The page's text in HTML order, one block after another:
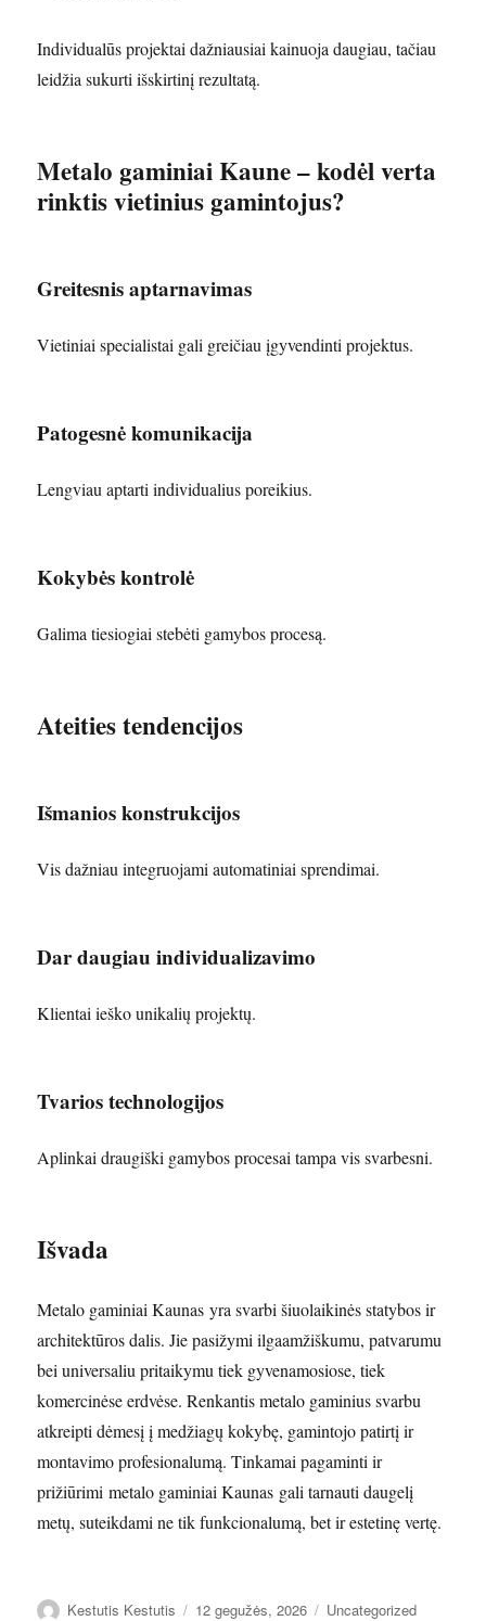
Individualūs projektai dažniausiai kainuoja daugiau, tačiau
leidžia sukurti išskirtinį rezultatą.
Metalo gaminiai Kaune – kodėl verta
rinktis vietinius gamintojus?
Greitesnis aptarnavimas
Vietiniai specialistai gali greičiau įgyvendinti projektus.
Patogesnė komunikacija
Lengviau aptarti individualius poreikius.
Kokybės kontrolė
Galima tiesiogiai stebėti gamybos procesą.
Ateities tendencijos
Išmanios konstrukcijos
Vis dažniau integruojami automatiniai sprendimai.
Dar daugiau individualizavimo
Klientai ieško unikalių projektų.
Tvarios technologijos
Aplinkai draugiški gamybos procesai tampa vis svarbesni.
Išvada
Metalo gaminiai Kaunas yra svarbi šiuolaikinės statybos ir
architektūros dalis. Jie pasižymi ilgaamžiškumu, patvarumu
bei universaliu pritaikymu tiek gyvenamosiose, tiek
komercinėse erdvėse. Renkantis metalo gaminius svarbu
atkreipti dėmesį į medžiagų kokybę, gamintojo patirtį ir
montavimo profesionalumą. Tinkamai pagaminti ir
prižiūrimi metalo gaminiai Kaunas gali tarnauti daugelį
metų, suteikdami ne tik funkcionalumą, bet ir estetinę vertę.
Autorius
Kestutis Kestutis Paskelbta
12 gegužės, 2026 Kategorijos
Uncategorized